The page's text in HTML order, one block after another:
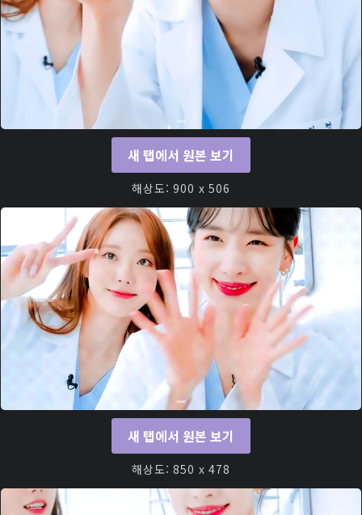
새 탭에서 원본 보기
해상도: 900 x 506
새 탭에서 원본 보기
해상도: 850 x 478